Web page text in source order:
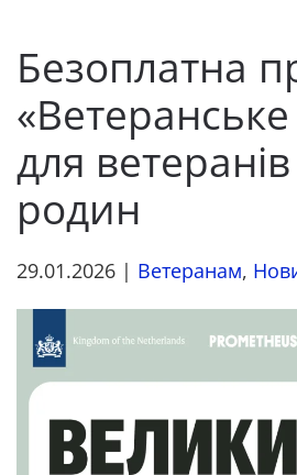
Безоплатна
для ветеранів
родин
29.01.2026 | Ветеранам,